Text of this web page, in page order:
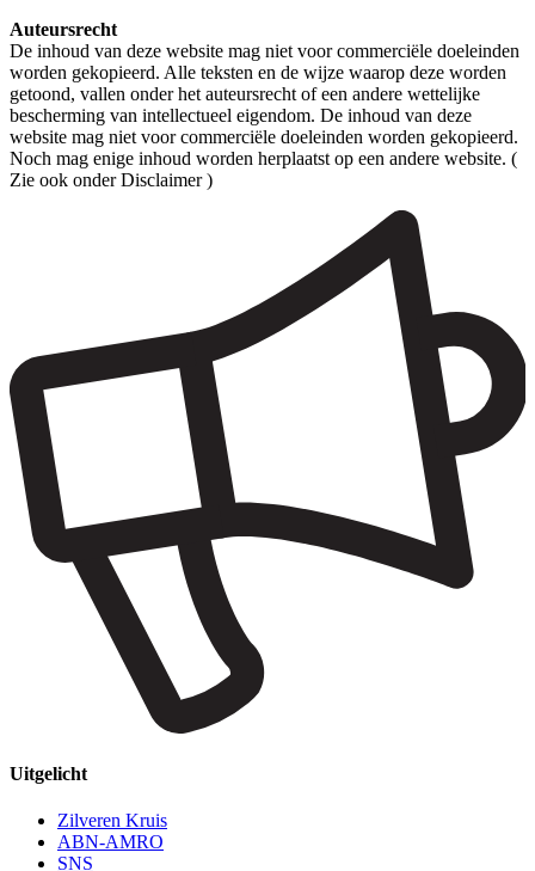
Auteursrecht
De inhoud van deze website mag niet voor commerciële doeleinden
worden gekopieerd. Alle teksten en de wijze waarop deze worden
getoond, vallen onder het auteursrecht of een andere wettelijke
bescherming van intellectueel eigendom. De inhoud van deze
website mag niet voor commerciële doeleinden worden gekopieerd.
Noch mag enige inhoud worden herplaatst op een andere website. (
Zie ook onder Disclaimer )
Uitgelicht
Zilveren Kruis
ABN-AMRO
SNS